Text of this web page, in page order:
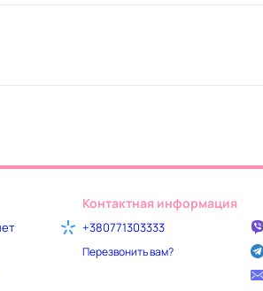
Контактная информация
+380771303333
Перезвонить вам?